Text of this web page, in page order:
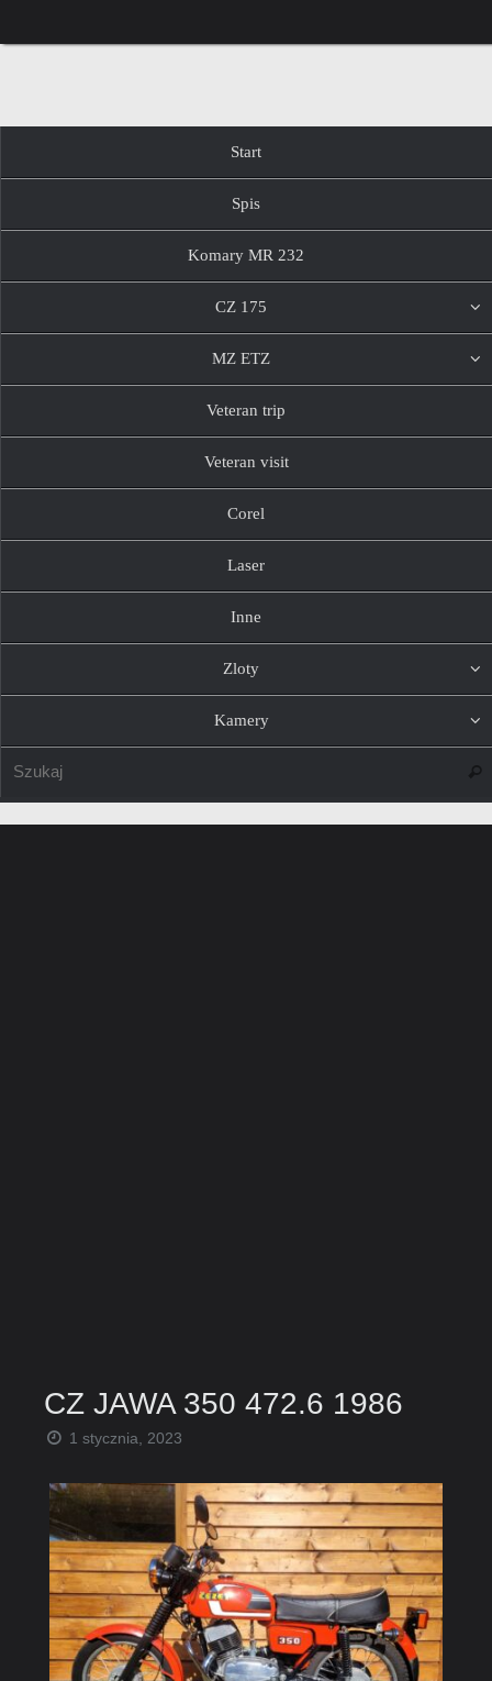
do
treści
Start
Spis
Komary MR 232
CZ 175
MZ ETZ
Veteran trip
Veteran visit
Corel
Laser
Inne
Zloty
Kamery
CZ JAWA 350 472.6 1986
1 stycznia, 2023